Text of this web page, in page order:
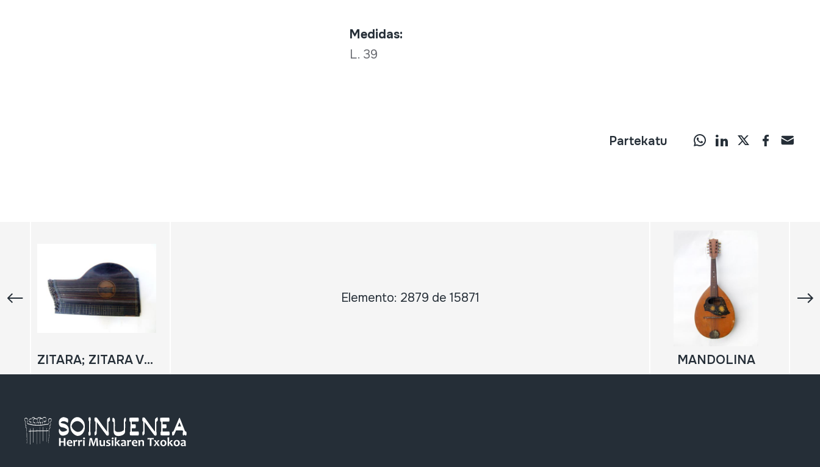
Medidas:
L. 39
Partekatu
Elemento: 2879 de 15871
ZITARA; ZITARA VIENESA MANDOLINA